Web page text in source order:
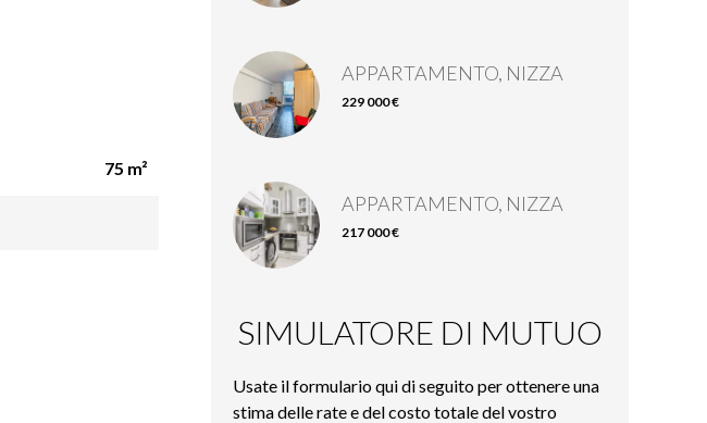
75 m²
APPARTAMENTO, NIZZA
229 000 €
APPARTAMENTO, NIZZA
217 000 €
SIMULATORE DI MUTUO
Usate il formulario qui di seguito per ottenere una
stima delle rate e del costo totale del vostro